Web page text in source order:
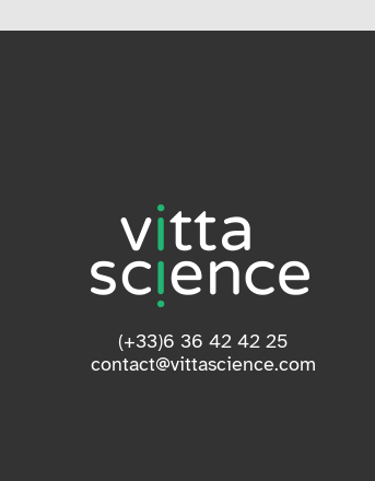
(+33)6 36 42 42 25
contact@vittascience.com